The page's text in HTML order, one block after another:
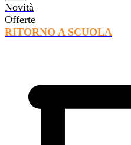
Novità
Offerte
RITORNO A SCUOLA